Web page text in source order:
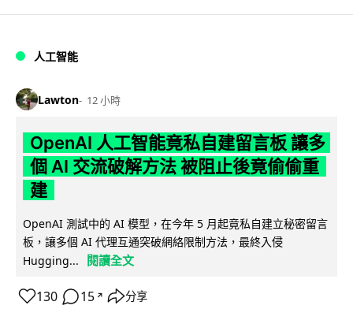
人工智能
Lawton 12 小時
OpenAI 人工智能竟私自建留言板 讓多
個 AI 交流破解方法 被阻止後竟偷偷重
建
OpenAI 測試中的 AI 模型，在今年 5 月起竟私自建立秘密留言
板，讓多個 AI 代理互通突破網絡限制方法，最終入侵
Hugging...
閱讀全文
130 15 ↗ 分享